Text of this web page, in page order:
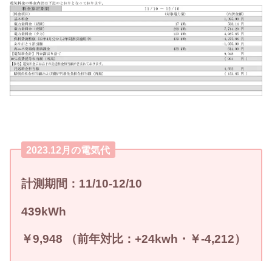
2023.12月の電気代
計測期間： 11/10-12/10
439kWh
￥9,948 （前年対比：+24kwh ・￥-4,212）